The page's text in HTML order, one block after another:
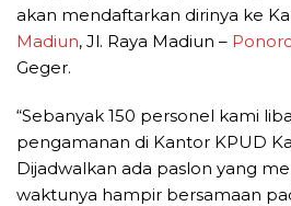
akan mendaftarkan dirinya ke
Madiun, Jl. Raya Madiun –
Geger.
“Sebanyak 150 personel kami
pengamanan di Kantor KPUD
Dijadwalkan ada paslon yang
waktunya hampir bersamaan